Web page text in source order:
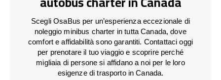
Scegli OsaBus per un’esperienza eccezionale di
noleggio minibus charter in tutta Canada, dove
comfort e affidabilità sono garantiti. Contattaci oggi
per prenotare il tuo viaggio e scoprire perché
migliaia di persone si affidano a noi per le loro
esigenze di trasporto in Canada.